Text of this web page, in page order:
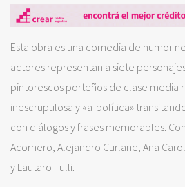
Esta obra es una comedia de humor
actores representan a siete
pintorescos porteños de clase
inescrupulosa y «a-política»
con diálogos y frases memorables.
Acornero, Alejandro Curlane, Ana
y Lautaro Tulli.